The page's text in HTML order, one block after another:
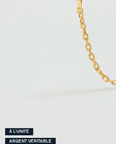
À L'UNITÉ
ARGENT VÉRITABLE